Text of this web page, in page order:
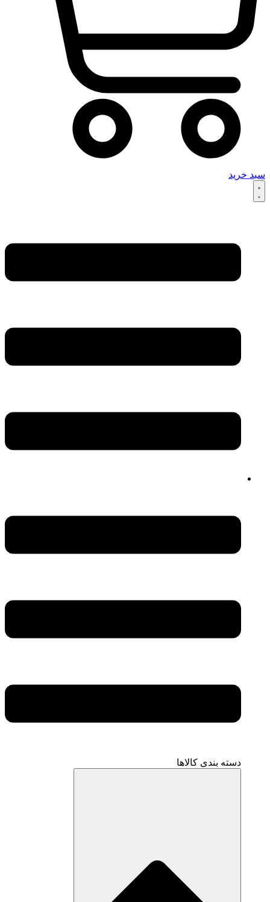
سبد خرید
دسته بندی کالاها